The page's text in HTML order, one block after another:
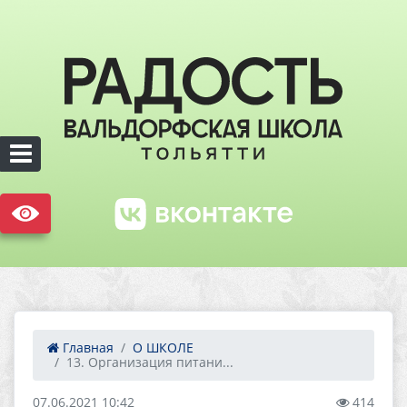
Главная
О ШКОЛЕ
13. Организация питани...
07.06.2021 10:42 414